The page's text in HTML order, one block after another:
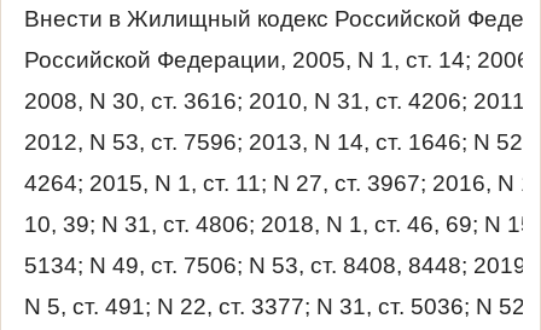
Внести в Жилищный кодекс Российской
Российской Федерации, 2005, N 1, ст. 14;
2008, N 30, ст. 3616; 2010, N 31, ст. 4206;
2012, N 53, ст. 7596; 2013, N 14, ст. 1646; N
4264; 2015, N 1, ст. 11; N 27, ст. 3967; 2016, N
10, 39; N 31, ст. 4806; 2018, N 1, ст. 46, 69; N
5134; N 49, ст. 7506; N 53, ст. 8408, 8448;
N 5, ст. 491; N 22, ст. 3377; N 31, ст. 5036; N